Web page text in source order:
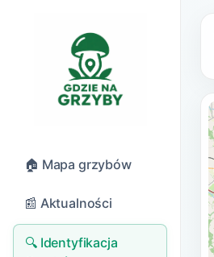
🏠 Mapa grzybów
📰 Aktualności
🔍 Identyfikacja